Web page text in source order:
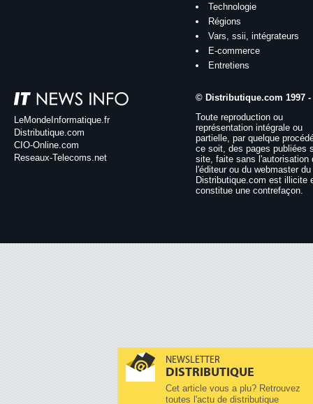
NEWSLETTER
DISTRIBUTIQUE
Cet article vous a plu? Retrouvez
toutes l'actu de distributique
Technologie
Régions
Vars, ssii, intégrateurs
E-commerce
Entretiens
LeMondeInformatique.fr
Distributique.com
CIO-Online.com
Reseaux-Telecoms.net
© Distributique.com 1997 -
Toute reproduction ou
représentation intégrale ou
partielle, par quelque
ce soit, des pages publiées
site, faite sans l'autorisation
l'éditeur ou du webmaster
Distributique.com est illicite
constitue une contrefaçon.